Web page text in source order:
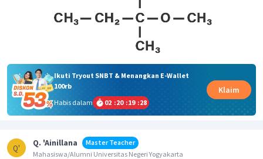
Ikuti Tryout SNBT & Menangkan E-Wallet
100rb
Habis dalam
02 :20 :19 :28
Klaim
Q'
Q. 'Ainillana
Master Teacher
Mahasiswa/Alumni Universitas Negeri Yogyakarta